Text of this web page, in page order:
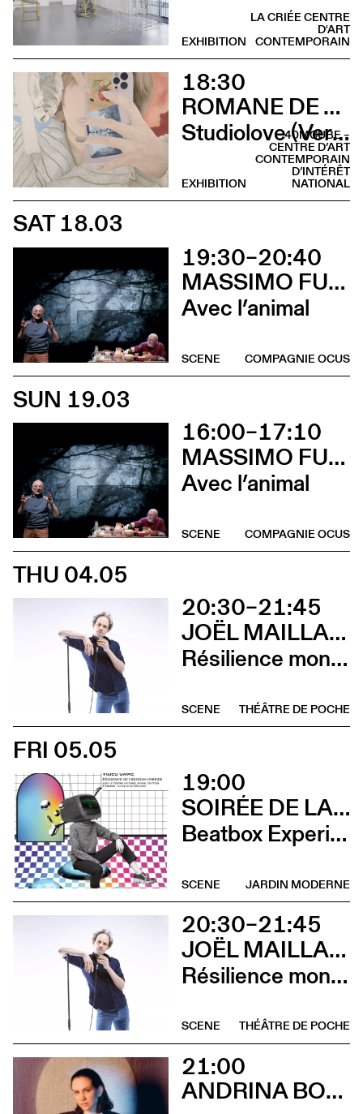
LA CRIÉE CENTRE
D'ART
CONTEMPORAIN
EXHIBITION
18:30
ROMANE DE WATTEVILLE
Studiolove (Vernissage)
40MCUBE –
CENTRE D’ART
CONTEMPORAIN
D’INTÉRÊT
NATIONAL
EXHIBITION
SAT 18.03
19:30–20:40
MASSIMO FURLAN & CLAIRE DE RIBAUPIERRE
Avec l’animal
COMPAGNIE OCUS
SCENE
SUN 19.03
16:00–17:10
MASSIMO FURLAN & CLAIRE DE RIBAUPIERRE
Avec l’animal
COMPAGNIE OCUS
SCENE
THU 04.05
20:30–21:45
JOËL MAILLARD
Résilience mon cul
THÉÂTRE DE POCHE
SCENE
FRI 05.05
19:00
SOIRÉE DE LANCEMENT DU CCS ON TOUR À RENNES
Beatbox Experimental Video Game + Andrina Bollinger
JARDIN MODERNE
SCENE
20:30–21:45
JOËL MAILLARD
Résilience mon cul
THÉÂTRE DE POCHE
SCENE
21:00
ANDRINA BOLLINGER